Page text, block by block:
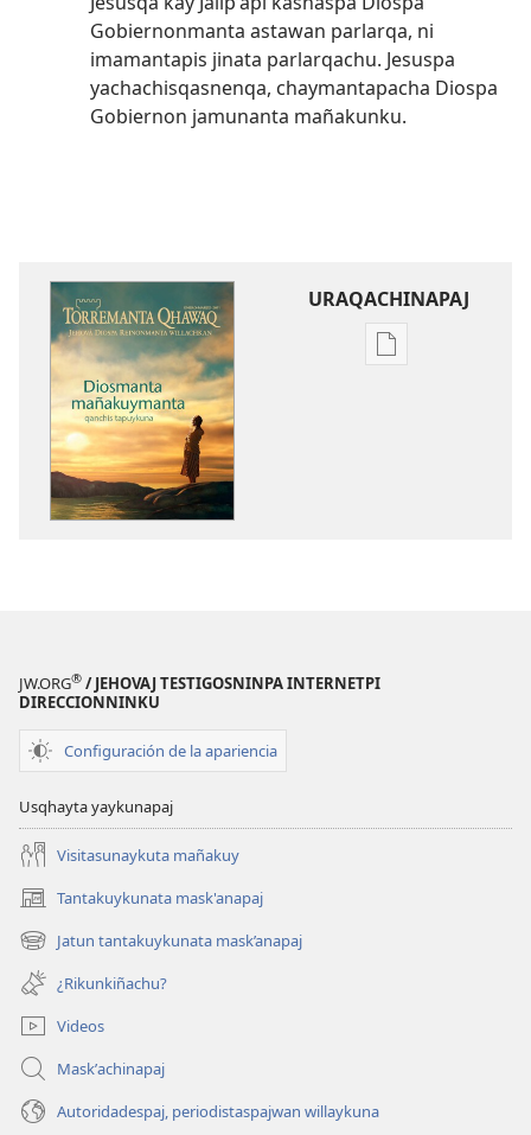
Gobiernonmanta astawan parlarqa, ni
imamantapis jinata parlarqachu. Jesuspa
yachachisqasnenqa, chaymantapacha Diospa
Gobiernon jamunanta mañakunku.
URAQACHINAPAJ
Publicacionta
JW.ORG® / JEHOVAJ TESTIGOSNINPA INTERNETPI
DIRECCIONNINKU
Configuración de la apariencia
Usqhayta yaykunapaj
Visitasunaykuta mañakuy
Tantakuykunata mask'anapaj
(opens
new
window)
Jatun tantakuykunata mask’anapaj
(opens
new
window)
¿Rikunkiñachu?
Videos
Maskʼachinapaj
Autoridadespaj, periodistaspajwan willaykuna